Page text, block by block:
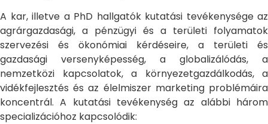
A kar, illetve a PhD hallgatók kutatási tevékenysége az
agrárgazdasági, a pénzügyi és a területi folyamatok
szervezési és ökonómiai kérdéseire, a területi és
gazdasági versenyképesség, a globalizálódás, a
nemzetközi kapcsolatok, a környezetgazdálkodás, a
vidékfejlesztés és az élelmiszer marketing problémáira
koncentrál. A kutatási tevékenység az alábbi három
specializációhoz kapcsolódik: